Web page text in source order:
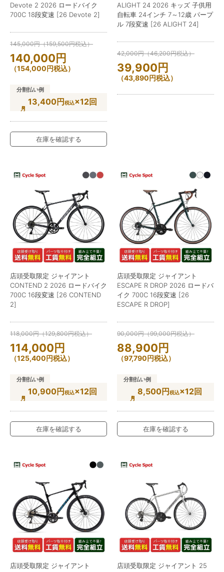
Devote 2 2026 ロードバイク
700C 18段変速 [26 Devote 2]
145,000円（159,500円税込）
140,000円
（154,000円税込）
分割払い例
13,400円税込×12回
在庫を確認する
ALIGHT 24 2026 キッズ 子供用
自転車 24インチ 7～12歳 パープ
ル 7段変速 [26 ALIGHT 24]
42,000円（46,200円税込）
39,900円
（43,890円税込）
店頭受取限定 ジャイアント
CONTEND 2 2026 ロードバイク
700C 16段変速 [26 CONTEND
2]
118,000円（129,800円税込）
114,000円
（125,400円税込）
分割払い例
10,900円税込×12回
在庫を確認する
店頭受取限定 ジャイアント
ESCAPE R DROP 2026 ロードバ
イク 700C 16段変速 [26
ESCAPE R DROP]
90,000円（99,000円税込）
88,900円
（97,790円税込）
分割払い例
8,500円税込×12回
在庫を確認する
店頭受取限定 ジャイアント
店頭受取限定 ジャイアント 25